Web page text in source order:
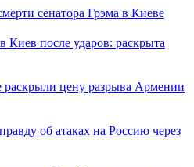
сенатора Грэма в Киеве
Киев после ударов: раскрыта
цену разрыва Армении
об атаках на Россию через